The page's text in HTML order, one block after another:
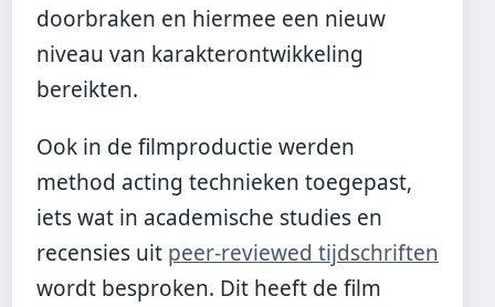
doorbraken en hiermee een nieuw
niveau van karakterontwikkeling
bereikten.
Ook in de filmproductie werden
method acting technieken toegepast,
iets wat in academische studies en
recensies uit peer-reviewed tijdschriften
wordt besproken. Dit heeft de film